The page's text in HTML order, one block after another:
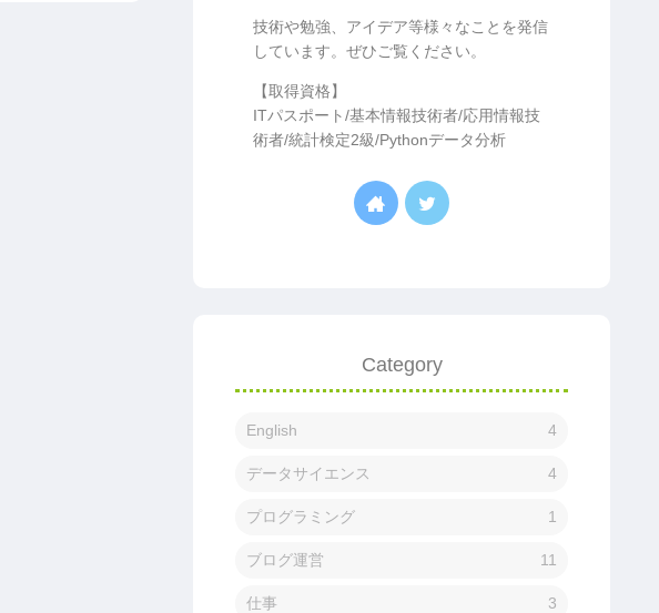
技術や勉強、アイデア等様々なことを発信
しています。ぜひご覧ください。
【取得資格】
ITパスポート/基本情報技術者/応用情報技
術者/統計検定2級/Pythonデータ分析
Category
English 4
データサイエンス 4
プログラミング 1
ブログ運営 11
仕事 3